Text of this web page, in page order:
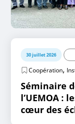
30 juillet 2026
Coopération,
Séminaire
l’UEMOA :
cœur des